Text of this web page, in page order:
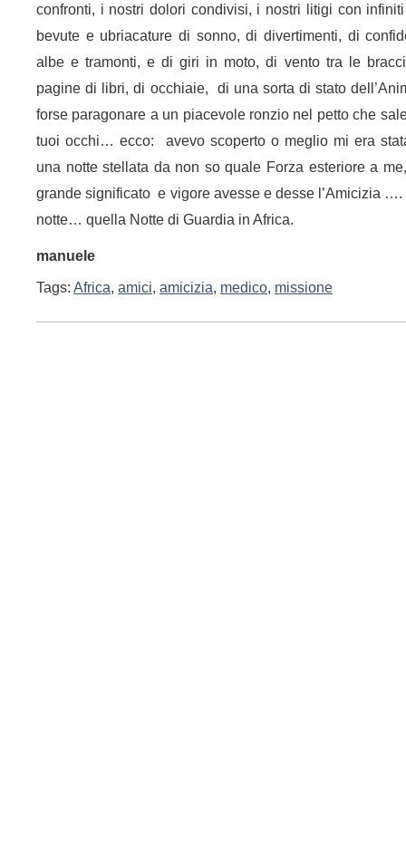
confronti, i nostri dolori condivisi, i nostri litigi con
bevute e ubriacature di sonno, di divertimenti, di
albe e tramonti, e di giri in moto, di vento tra le
pagine di libri, di occhiaie, di una sorta di stato
forse paragonare a un piacevole ronzio nel petto che
tuoi occhi… ecco: avevo scoperto o meglio mi era
una notte stellata da non so quale Forza esteriore a
grande significato e vigore avesse e desse l’Amicizia
notte… quella Notte di Guardia in Africa.
manuele
Tags: Africa, amici, amicizia, medico, missione